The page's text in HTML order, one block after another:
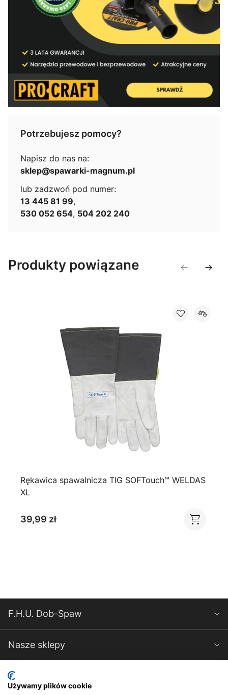
Potrzebujesz pomocy?
Napisz do nas na:
sklep@spawarki-magnum.pl
lub zadzwoń pod numer:
13 445 81 99,
530 052 654, 504 202 240
Produkty powiązane
Rękawica spawalnicza TIG SOFTouch™ WELDAS
XL
39,99 zł
F.H.U. Dob-Spaw
Nasze sklepy
Spawarki-Magnum
Używamy plików cookie